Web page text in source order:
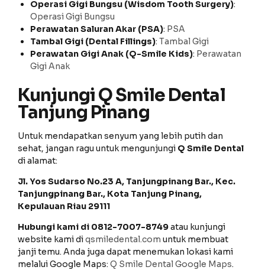
Operasi Gigi Bungsu (Wisdom Tooth Surgery):
Operasi Gigi Bungsu
Perawatan Saluran Akar (PSA): PSA
Tambal Gigi (Dental Fillings): Tambal Gigi
Perawatan Gigi Anak (Q-Smile Kids): Perawatan
Gigi Anak
Kunjungi Q Smile Dental
Tanjung Pinang
Untuk mendapatkan senyum yang lebih putih dan
sehat, jangan ragu untuk mengunjungi Q Smile Dental
di alamat:
Jl. Yos Sudarso No.23 A, Tanjungpinang Bar., Kec.
Tanjungpinang Bar., Kota Tanjung Pinang,
Kepulauan Riau 29111
Hubungi kami di 0812-7007-8749atau kunjungi
website kami diqsmiledental.com untuk membuat
janji temu. Anda juga dapat menemukan lokasi kami
melalui Google Maps: Q Smile Dental Google Maps.